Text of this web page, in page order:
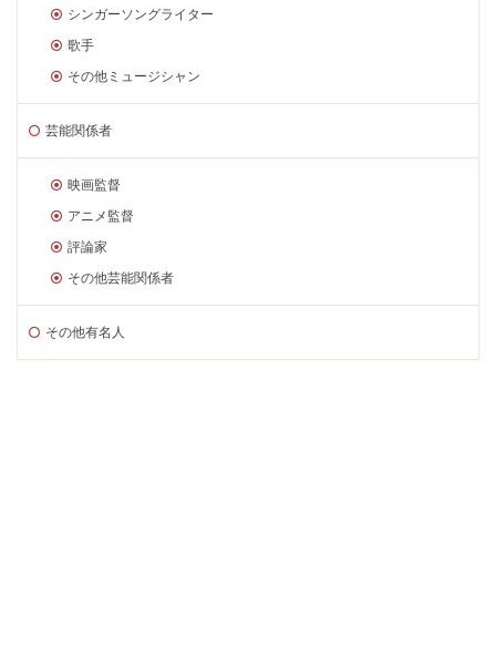
シンガーソングライター
歌手
その他ミュージシャン
芸能関係者
映画監督
アニメ監督
評論家
その他芸能関係者
その他有名人